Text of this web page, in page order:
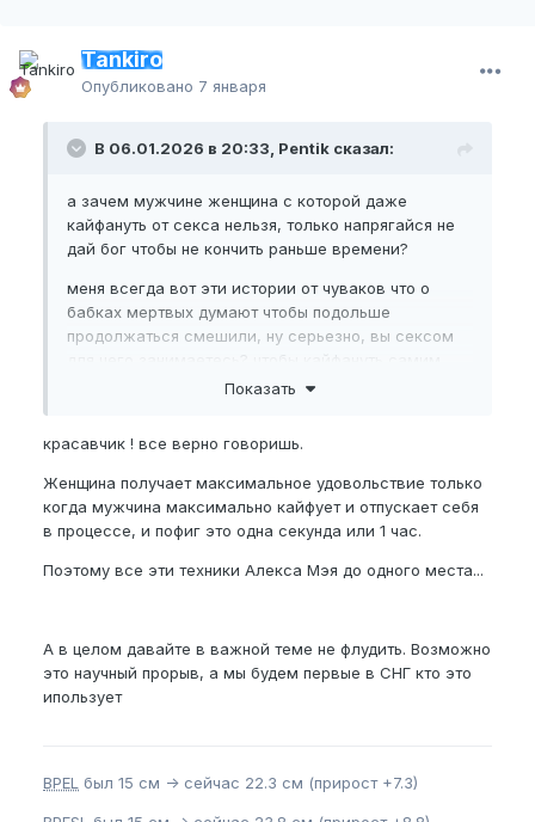
Tankiro
Опубликовано 7 января
В 06.01.2026 в 20:33, Pentik сказал:
а зачем мужчине женщина с которой даже
кайфануть от секса нельзя, только напрягайся не
дай бог чтобы не кончить раньше времени?
меня всегда вот эти истории от чуваков что о
бабках мертвых думают чтобы подольше
продолжаться смешили, ну серьезно, вы сексом
или чтобы дать удовольствие другому а самим о
Хорошо будет если эта штука будет незаметной,
удовольствие, на своем примере знаю
Показать
красавчик ! все верно говоришь.
Женщина получает максимальное удовольствие только
когда мужчина максимально кайфует и отпускает себя
в процессе, и пофиг это одна секунда или 1 час.
Поэтому все эти техники Алекса Мэя до одного места...
А в целом давайте в важной теме не флудить. Возможно
это научный прорыв, а мы будем первые в СНГ кто это
ипользует
BPEL был 15 см -> сейчас 22.3 см (прирост +7.3)